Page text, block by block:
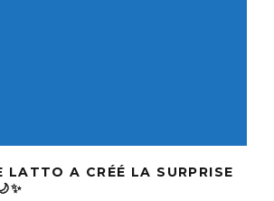
LATTO A CRÉÉ LA SURPRISE